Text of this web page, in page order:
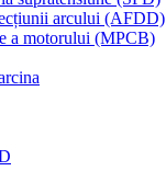
arcului (AFDD)
a motorului (MPCB)